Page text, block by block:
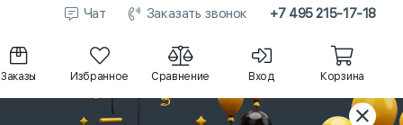
Чат Заказать звонок +7 495 215-17-18
Заказы Избранное Сравнение Вход Корзина